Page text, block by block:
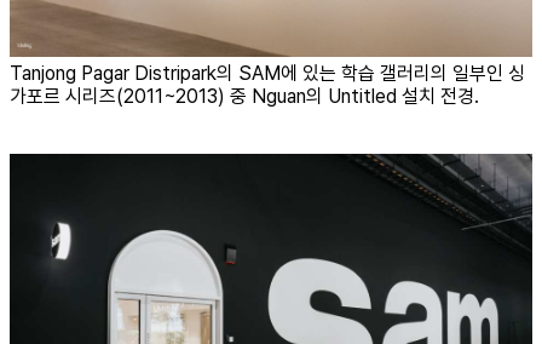
Tanjong Pagar Distripark의 SAM에 있는 학습 갤러리의 일부인 싱
가포르 시리즈(2011~2013) 중 Nguan의 Untitled 설치 전경.